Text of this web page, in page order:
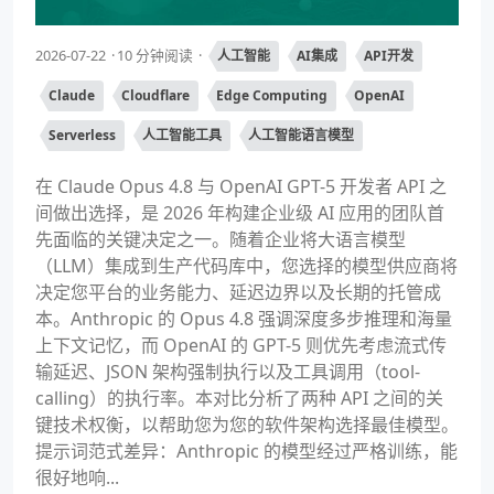
2026-07-22 10 分钟阅读 人工智能 AI集成 API开发
Claude Cloudflare Edge Computing OpenAI
Serverless 人工智能工具 人工智能语言模型
在 Claude Opus 4.8 与 OpenAI GPT-5 开发者 API 之
间做出选择，是 2026 年构建企业级 AI 应用的团队首
先面临的关键决定之一。随着企业将大语言模型
（LLM）集成到生产代码库中，您选择的模型供应商将
决定您平台的业务能力、延迟边界以及长期的托管成
本。Anthropic 的 Opus 4.8 强调深度多步推理和海量
上下文记忆，而 OpenAI 的 GPT-5 则优先考虑流式传
输延迟、JSON 架构强制执行以及工具调用（tool-
calling）的执行率。本对比分析了两种 API 之间的关
键技术权衡，以帮助您为您的软件架构选择最佳模型。
提示词范式差异：Anthropic 的模型经过严格训练，能
很好地响...